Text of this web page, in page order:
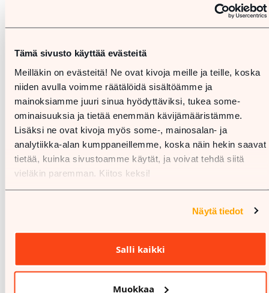
Tämä sivusto käyttää evästeitä
Meilläkin on evästeitä! Ne ovat kivoja meille ja teille, koska
niiden avulla voimme räätälöidä sisältöämme ja
mainoksiamme juuri sinua hyödyttäviksi, tukea some-
ominaisuuksia ja tietää enemmän kävijämääristämme.
Lisäksi ne ovat kivoja myös some-, mainosalan- ja
analytiikka-alan kumppaneillemme, koska näin hekin saavat
tietää, kuinka sivustoamme käytät, ja voivat tehdä siitä
vieläkin paremman. Kiitos keksi!
Näytä tiedot
Salli kaikki
Muokkaa
%